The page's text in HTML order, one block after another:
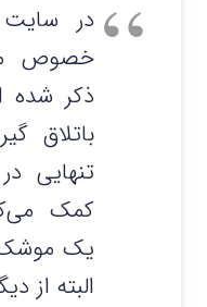
خصوص
ذکر شده
باتلاق
تنهایی
کمک
یک موشک
البته از